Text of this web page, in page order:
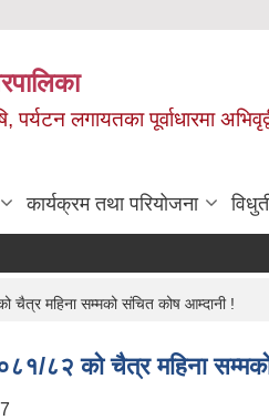
पर्यटन लगायतका पूर्वाधारमा
कार्यक्रम तथा परियोजना
महिना सम्मको संचित कोष आम्दानी !
८२ को चैत्र महिना